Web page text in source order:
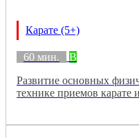
Карате (5+)
60 мин.
B
Развитие основных
технике приемов карате